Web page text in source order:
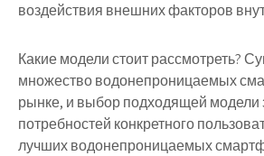
воздействия внешних факторов
Какие модели стоит рассмотреть?
множество водонепроницаемых
рынке, и выбор подходящей модели
потребностей конкретного
лучших водонепроницаемых